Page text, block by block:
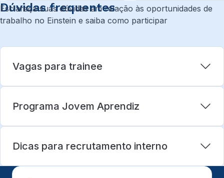
Dúvidas frequentes
Esclareça suas dúvidas em relação às oportunidades de
trabalho no Einstein e saiba como participar
Vagas para trainee
Programa Jovem Aprendiz
Dicas para recrutamento interno